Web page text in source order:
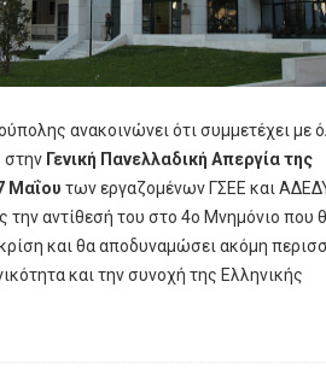
ανακοινώνει ότι συμμετέχει με
στην Γενική Πανελλαδική Απεργία της
Μαΐου των εργαζομένων ΓΣΕΕ και
την αντίθεσή του στο 4ο Μνημόνιο που
και θα αποδυναμώσει ακόμη
και την συνοχή της Ελληνικής